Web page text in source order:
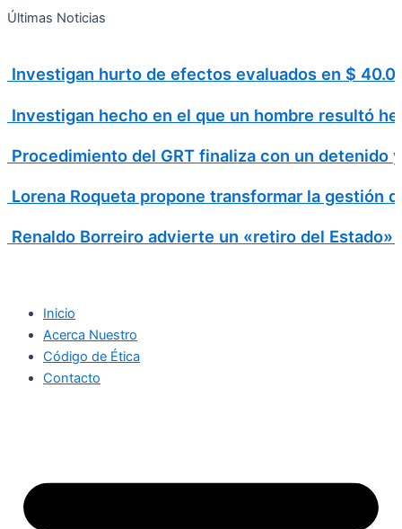
Ir
Últimas Noticias
Investigan hurto de efectos evaluados en $
Investigan hecho en el que un hombre resultó
Procedimiento del GRT finaliza con un detenido
Lorena Roqueta propone transformar la gestión
Renaldo Borreiro advierte un «retiro del
Inicio
Acerca Nuestro
Código de Ética
Contacto
Search